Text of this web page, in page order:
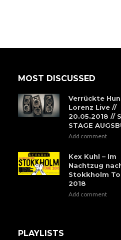
MOST DISCUSSED
Verrückte
Lorenz Live //
20.05.2018 //
STAGE
Add comment
Kex Kuhl – Im
Nachtzug
Stokkholm
2018
Add comment
PLAYLISTS